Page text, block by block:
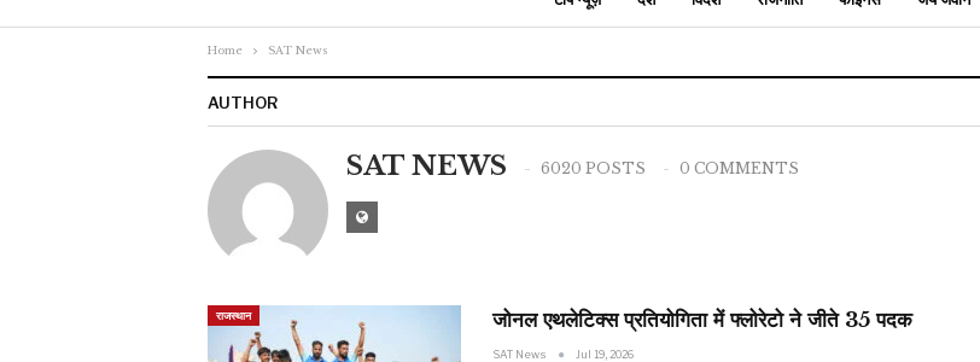
Home SAT News
AUTHOR
SAT NEWS 6020 POSTS 0 COMMENTS
राजस्थान जोनल एथलेटिक्स प्रतियोगिता में फ्लोरेटो ने जीते 35 पदक
SAT News Jul 19, 2026